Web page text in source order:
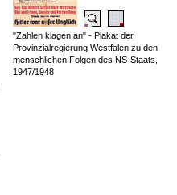
"Zahlen klagen an" - Plakat der
Provinzialregierung Westfalen zu den
menschlichen Folgen des NS-Staats,
1947/1948